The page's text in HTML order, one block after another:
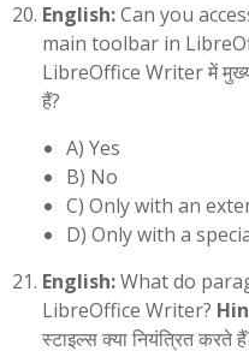
English:Can you
main toolbar in
LibreOffice Writer में
हैं?
A) Yes
B) No
C) Only with an
D) Only with a
English:What do
LibreOffice Writer?
स्टाइल्स क्या नियंत्रित करते